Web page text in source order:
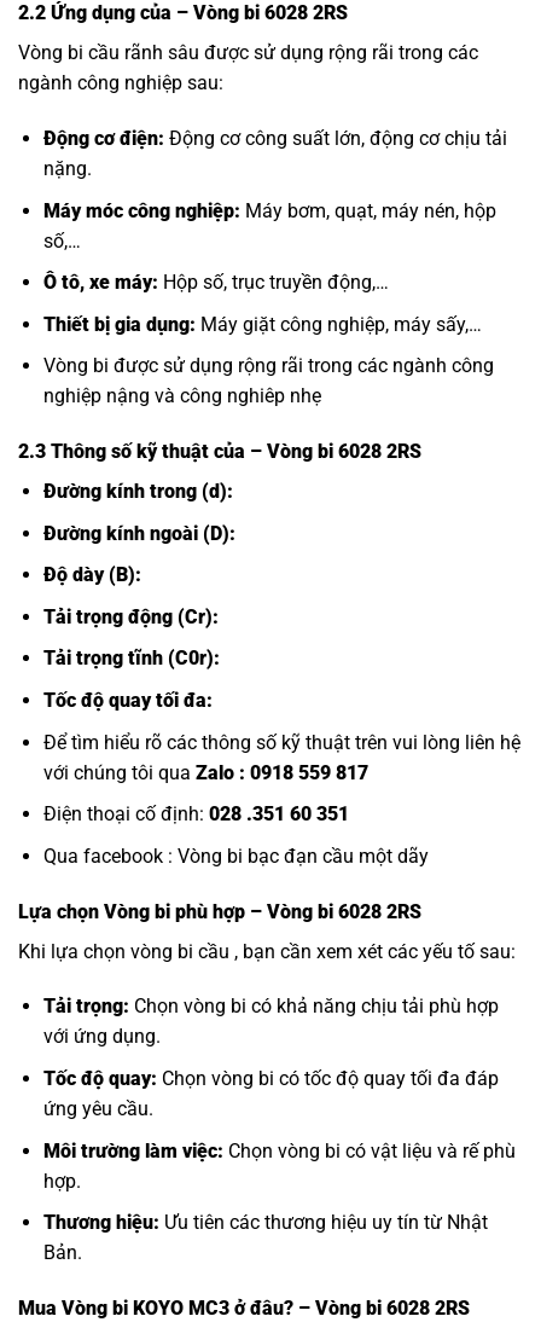
2.2 Ứng dụng của – Vòng bi 6028 2RS
Vòng bi cầu rãnh sâu được sử dụng rộng rãi trong các
ngành công nghiệp sau:
Động cơ điện: Động cơ công suất lớn, động cơ chịu tải
nặng.
Máy móc công nghiệp: Máy bơm, quạt, máy nén, hộp
số,…
Ô tô, xe máy: Hộp số, trục truyền động,…
Thiết bị gia dụng: Máy giặt công nghiệp, máy sấy,…
Vòng bi được sử dụng rộng rãi trong các ngành công
nghiệp nậng và công nghiêp nhẹ
2.3 Thông số kỹ thuật của – Vòng bi 6028 2RS
Đường kính trong (d):
Đường kính ngoài (D):
Độ dày (B):
Tải trọng động (Cr):
Tải trọng tĩnh (C0r):
Tốc độ quay tối đa:
Để tìm hiểu rõ các thông số kỹ thuật trên vui lòng liên hệ
với chúng tôi qua Zalo : 0918 559 817
Điện thoại cố định: 028 .351 60 351
Qua facebook : Vòng bi bạc đạn cầu một dãy
Lựa chọn Vòng bi phù hợp – Vòng bi 6028 2RS
Khi lựa chọn vòng bi cầu , bạn cần xem xét các yếu tố sau:
Tải trọng: Chọn vòng bi có khả năng chịu tải phù hợp
với ứng dụng.
Tốc độ quay: Chọn vòng bi có tốc độ quay tối đa đáp
ứng yêu cầu.
Môi trường làm việc: Chọn vòng bi có vật liệu và rế phù
hợp.
Thương hiệu: Ưu tiên các thương hiệu uy tín từ Nhật
Bản.
Mua Vòng bi KOYO MC3 ở đâu? – Vòng bi 6028 2RS